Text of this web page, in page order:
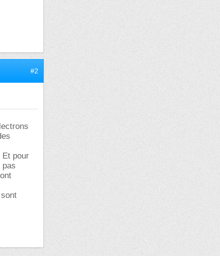
#2
Et pour
pas